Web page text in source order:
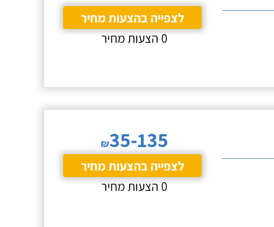
לצפייה בהצעות מחיר
0 הצעות מחיר
₪35-135
לצפייה בהצעות מחיר
0 הצעות מחיר